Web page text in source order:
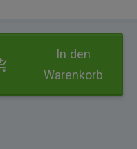
In den
Warenkorb